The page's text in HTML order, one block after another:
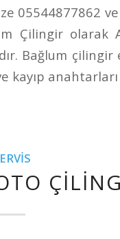
05544877862
Çilingir olarak
Bağlum çilingir
anahtarları